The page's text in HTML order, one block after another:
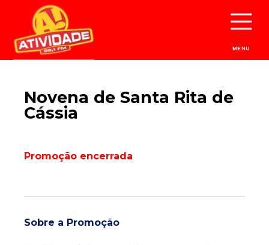
MENU
Novena de Santa Rita de
Cássia
Promoção encerrada
Sobre a Promoção